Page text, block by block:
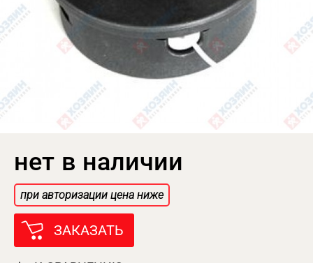
нет в наличии
при авторизации цена ниже
ЗАКАЗАТЬ